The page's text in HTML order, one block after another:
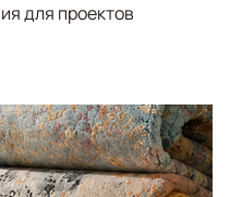
для проектов